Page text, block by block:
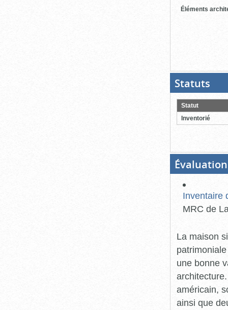
Éléments
Statuts
pour
Statut
Inventorié
Inventaire
MRC de
La maison
une bonne
américain,
ainsi que